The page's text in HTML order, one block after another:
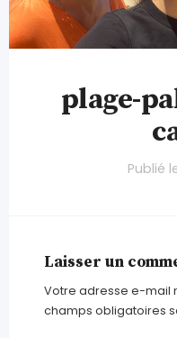
plage-
Publié
Laisser un
Votre adresse e-mail
champs obligatoires